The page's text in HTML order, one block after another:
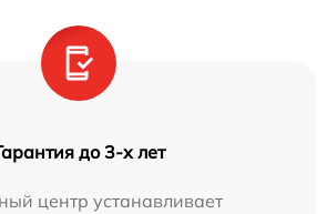
до 3-х лет
центр устанавливает